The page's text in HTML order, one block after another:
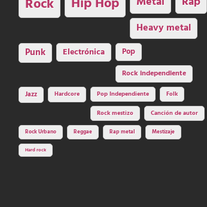
Rock
Heavy metal
Punk Electrónica
Pop
Rock independiente
Jazz Hardcore Pop Independiente Folk
Rock mestizo Canción de autor
Rock Urbano Reggae Rap metal Mestizaje
Hard rock